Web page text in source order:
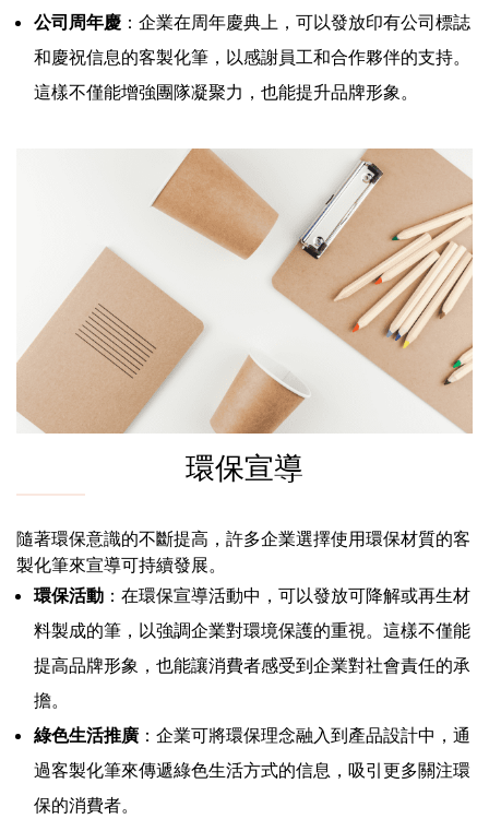
公司周年慶 ：企業在周年慶典上，可以發放印有公司標誌
和慶祝信息的客製化筆，以感謝員工和合作夥伴的支持。
這樣不僅能增強團隊凝聚力，也能提升品牌形象。
環保宣導
隨著環保意識的不斷提高，許多企業選擇使用環保材質的客
製化筆來宣導可持續發展。
環保活動 ：在環保宣導活動中，可以發放可降解或再生材
料製成的筆，以強調企業對環境保護的重視。這樣不僅能
提高品牌形象，也能讓消費者感受到企業對社會責任的承
擔。
綠色生活推廣 ：企業可將環保理念融入到產品設計中，通
過客製化筆來傳遞綠色生活方式的信息，吸引更多關注環
保的消費者。